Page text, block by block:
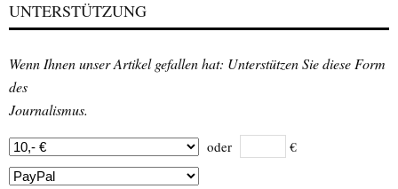
UNTERSTÜTZUNG
Wenn Ihnen unser Artikel gefallen hat: Unterstützen Sie diese Form
des
Journalismus.
oder €